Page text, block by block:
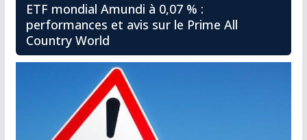
ETF mondial Amundi à 0,07 % :
performances et avis sur le Prime All
Country World